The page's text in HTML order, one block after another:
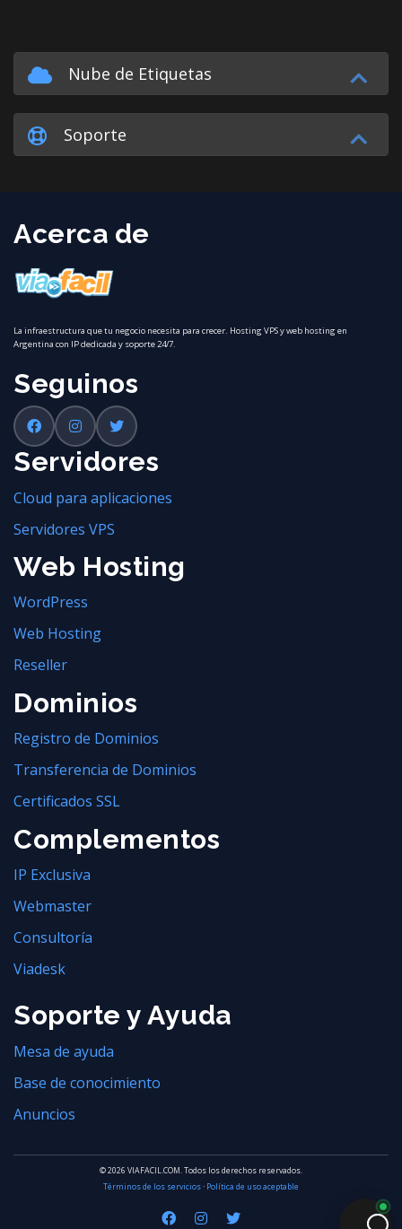
Nube de Etiquetas
Soporte
Acerca de
La infraestructura que tu negocio necesita para crecer. Hosting VPS y web hosting en
Argentina con IP dedicada y soporte 24/7.
Seguinos
Servidores
Cloud para aplicaciones
Servidores VPS
Web Hosting
WordPress
Web Hosting
Reseller
Dominios
Registro de Dominios
Transferencia de Dominios
Certificados SSL
Complementos
IP Exclusiva
Webmaster
Consultoría
Viadesk
Soporte y Ayuda
Mesa de ayuda
Base de conocimiento
Anuncios
© 2026 VIAFACIL.COM. Todos los derechos reservados.
Términos de los servicios· Política de uso aceptable